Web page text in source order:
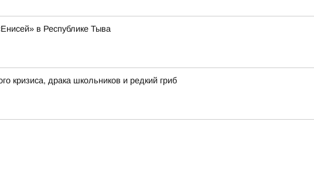
в Республике Тыва
кризиса, драка школьников и редкий гриб